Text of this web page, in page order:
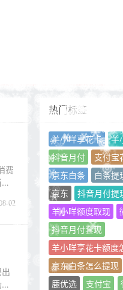
费
02
热门标签
羊小咩享花卡 羊
抖音月付
支付宝
京东白条
白条提
京东
抖音月付提
羊小咩额度取现
抖音月付套现
羊小咩享花卡额度
京东白条怎么提现
鹿优选
支付宝